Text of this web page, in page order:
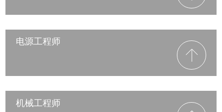
电源工程师
机械工程师